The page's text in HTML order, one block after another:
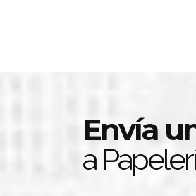
Envía
a